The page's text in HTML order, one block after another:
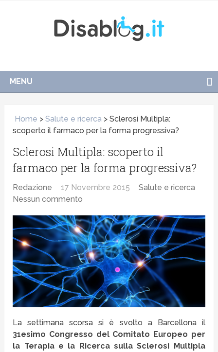
MENU
Home >Salute e ricerca >Sclerosi Multipla:
scoperto il farmaco per la forma progressiva?
Sclerosi Multipla: scoperto il
farmaco per la forma progressiva?
Redazione 17 Novembre 2015
Salute e ricerca
Nessun commento
La settimana scorsa si è svolto a Barcellona il
31esimo Congresso del Comitato Europeo per
la Terapia e la Ricerca sulla Sclerosi Multipla